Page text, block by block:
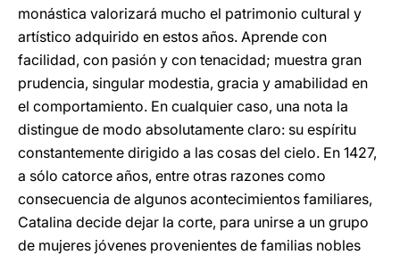
monástica valorizará mucho el patrimonio cultural y
artístico adquirido en estos años. Aprende con
facilidad, con pasión y con tenacidad; muestra gran
prudencia, singular modestia, gracia y amabilidad en
el comportamiento. En cualquier caso, una nota la
distingue de modo absolutamente claro: su espíritu
constantemente dirigido a las cosas del cielo. En 1427,
a sólo catorce años, entre otras razones como
consecuencia de algunos acontecimientos familiares,
Catalina decide dejar la corte, para unirse a un grupo
de mujeres jóvenes provenientes de familias nobles